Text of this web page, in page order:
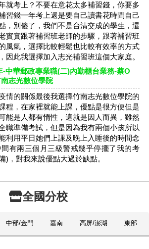
就考上？不要在意花太多補習錢，你要多
習錢一年考上還是要自己讀書花時間自己
，別傻了，我們不是台清交成的學生，還
實實跟著補習班老師的步驟，跟著補習班
風氣，選擇比較輕鬆也比較有效率的方式
因此我選擇加入志光補習班這個大家庭。
-中華郵政專業職(二)內勤櫃台業務-蔡O
志光數位學院
情的關係最後我選擇竹南志光數位學院的
程，在家裡就能上課，優點是很方便但是
能是人都有惰性，這就是因人而異，雖然
職準備考試，但是因為我有兩個小孩所以
利用平日她們上課及晚上入睡後的時間念
有兩三個月三級警戒幾乎停擺了我的考
)，對我來說優點大過於缺點。
全國分校
中部/金門 嘉南 高屏/澎湖 東部